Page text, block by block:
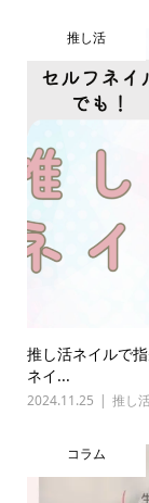
推し活
推し活ネイルで
ネイ...
2024.11.25 推し
コラム